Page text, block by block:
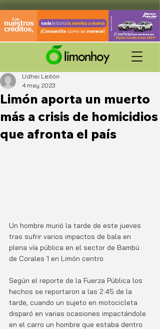
Limón aporta un muerto
más a crisis de homicidios
que afronta el país
Udhei Leitón
4 may 2023
Un hombre murió la tarde de este jueves
tras sufrir varios impactos de bala en
plena vía pública en el sector de Bambú
de Corales 1 en Limón centro.
Según el reporte de la Fuerza Pública los
hechos se reportaron a las 2:45 de la
tarde, cuando un sujeto en motocicleta
disparó en varias ocasiones impactándole
en el carro un hombre que estaba dentro